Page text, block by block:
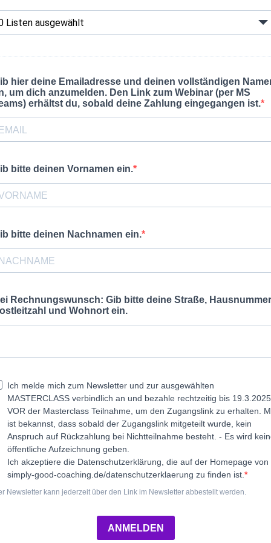
Listen ausgewählt
hier deine Emailadresse und deinen vollständigen
um dich anzumelden. Den Link zum Webinar (per MS
erhältst du, sobald deine Zahlung eingegangen ist.
bitte deinen Vornamen ein.
bitte deinen Nachnamen ein.
Rechnungswunsch: Gib bitte deine Straße,
und Wohnort ein.
Ich melde mich zum Newsletter und zur ausgewählten
MASTERCLASS verbindlich an und bezahle rechtzeitig bis 19.3.2025
VOR der Masterclass Teilnahme, um den Zugangslink zu erhalten.
ist bekannst, dass sobald der Zugangslink mitgeteilt wurde, kein
Anspruch auf Rückzahlung bei Nichtteilnahme besteht. - Es wird
öffentliche Aufzeichnung geben.
Ich akzeptiere die Datenschutzerklärung, die auf der Homepage von
simply-good-coaching.de/datenschutzerklaerung zu finden ist.
Newsletter kann jederzeit über den Link im Newsletter abbestellt werden.
ANMELDEN